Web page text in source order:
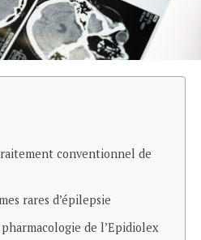
conventionnel de
rares d’épilepsie
de l’Epidiolex